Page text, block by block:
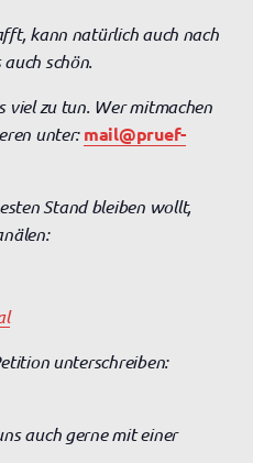
kann natürlich auch nach
schön.
viel zu tun. Wer mitmachen
unter: mail@pruef-
Stand bleiben wollt,
unterschreiben:
auch gerne mit einer